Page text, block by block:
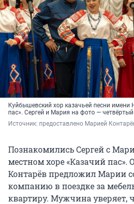
Куйбышевский хор казачьей песни имени
пас». Сергей и Мария на фото —
Источник: предоставлено Марией
Познакомились Сергей с
местном хоре «Казачий
Контарёв предложил Марии
компанию в поездке за
квартиру. Мужчина уверяет,